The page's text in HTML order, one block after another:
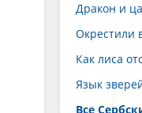
Дракон и
Окрестили
Как лиса
Язык
Все